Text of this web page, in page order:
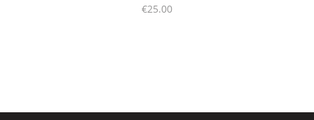
€25.00